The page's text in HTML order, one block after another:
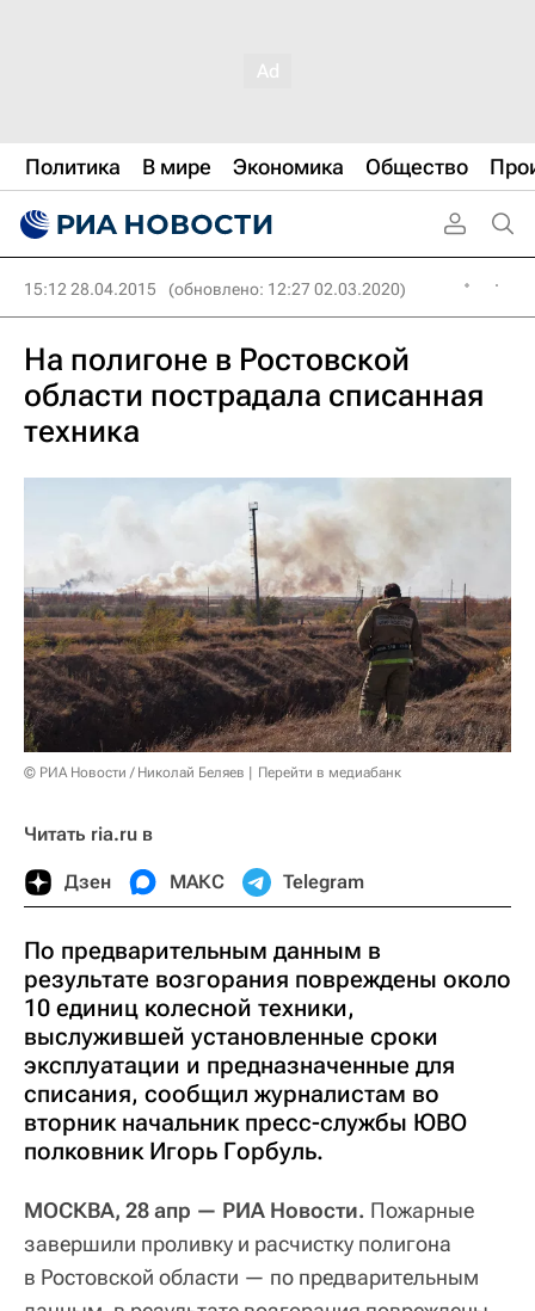
Политика В мире Экономика Общество
15:12 28.04.2015 (обновлено: 12:27 02.03.2020)
На полигоне в Ростовской
области пострадала списанная
техника
© РИА Новости / Николай Беляев Перейти в медиабанк
Читать ria.ru в
Дзен МАКС Telegram
По предварительным данным в
результате возгорания повреждены около
10 единиц колесной техники,
выслужившей установленные сроки
эксплуатации и предназначенные для
списания, сообщил журналистам во
вторник начальник пресс-службы ЮВО
полковник Игорь Горбуль.
МОСКВА, 28 апр — РИА Новости. Пожарные
завершили проливку и расчистку полигона
в Ростовской области — по предварительным